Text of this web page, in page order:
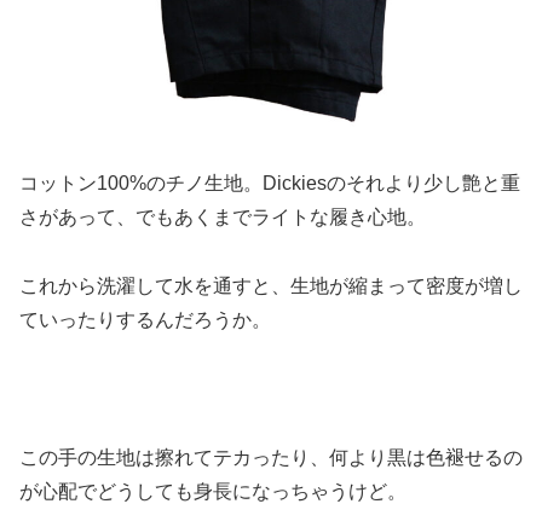
コットン100%のチノ生地。Dickiesのそれより少し艶と重
さがあって、でもあくまでライトな履き心地。
これから洗濯して水を通すと、生地が縮まって密度が増し
ていったりするんだろうか。
この手の生地は擦れてテカったり、何より黒は色褪せるの
が心配でどうしても身長になっちゃうけど。